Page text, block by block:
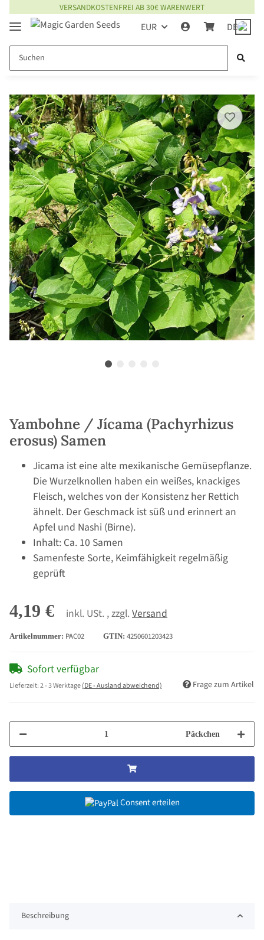
VERSANDKOSTENFREI AB 30€ WARENWERT
EUR DE
Yambohne / Jícama (Pachyrhizus
erosus) Samen
Jicama ist eine alte mexikanische Gemüsepflanze.
Die Wurzelknollen haben ein weißes, knackiges
Fleisch, welches von der Konsistenz her Rettich
ähnelt. Der Geschmack ist süß und erinnert an
Apfel und Nashi (Birne).
Inhalt: Ca. 10 Samen
Samenfeste Sorte, Keimfähigkeit regelmäßig
geprüft
4,19 € inkl. USt. , zzgl. Versand
Artikelnummer: PAC02 GTIN: 4250601203423
Sofort verfügbar
Lieferzeit:2 - 3 Werktage(DE - Ausland abweichend) Frage zum Artikel
Päckchen
Consent erteilen
Beschreibung